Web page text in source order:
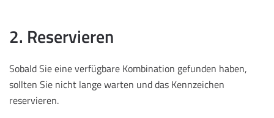
2. Reservieren
Sobald Sie eine verfügbare Kombination gefunden haben,
sollten Sie nicht lange warten und das Kennzeichen
reservieren.